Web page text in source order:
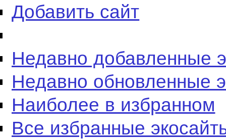
Добавить сайт
Недавно добавленные
Недавно обновленные
Наиболее в избранном
Все избранные